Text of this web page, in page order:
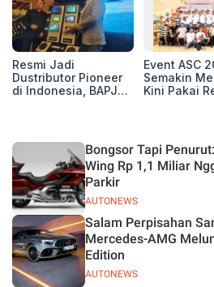
Resmi Jadi
Dustributor Pioneer
di Indonesia, BAPJ
Event ASC
Semakin
Kini Pakai
AUTONEWS
Bongsor Tapi
Wing Rp 1,1 Miliar
Parkir
AUTONEWS
Salam Perpisahan
Mercedes-AMG
Edition